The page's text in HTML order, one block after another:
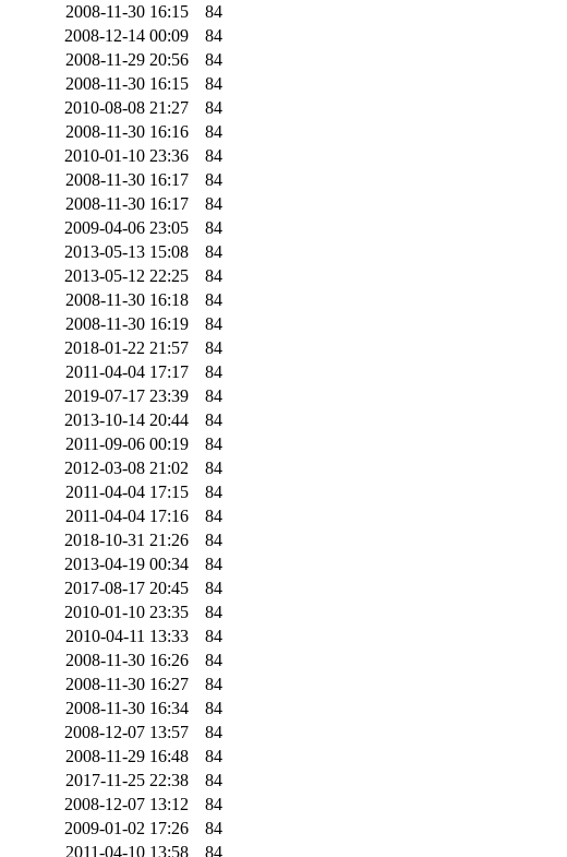
2008-11-30 16:15
84
2008-12-14 00:09
84
2008-11-29 20:56
84
2008-11-30 16:15
84
2010-08-08 21:27
84
2008-11-30 16:16
84
2010-01-10 23:36
84
2008-11-30 16:17
84
2008-11-30 16:17
84
2009-04-06 23:05
84
2013-05-13 15:08
84
2013-05-12 22:25
84
2008-11-30 16:18
84
2008-11-30 16:19
84
2018-01-22 21:57
84
2011-04-04 17:17
84
2019-07-17 23:39
84
2013-10-14 20:44
84
2011-09-06 00:19
84
2012-03-08 21:02
84
2011-04-04 17:15
84
2011-04-04 17:16
84
2018-10-31 21:26
84
2013-04-19 00:34
84
2017-08-17 20:45
84
2010-01-10 23:35
84
2010-04-11 13:33
84
2008-11-30 16:26
84
2008-11-30 16:27
84
2008-11-30 16:34
84
2008-12-07 13:57
84
2008-11-29 16:48
84
2017-11-25 22:38
84
2008-12-07 13:12
84
2009-01-02 17:26
84
2011-04-10 13:58
84